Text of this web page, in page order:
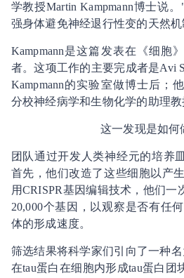
学教授Martin Kampmann博士说
强身体避免神经退行性变的天然
Kampmann是这篇发表在《细胞
者。这项工作的主要完成者是Avi
Kampmann的实验室做博士后；
分校神经病学和生物化学的助理教
这一发现是如何
团队通过开发人类神经元的培养
首先，他们改造了这些细胞以产
用CRISPR基因编辑技术，他们一
20,000个基因，以观察是否有任
体的形成速度。
筛选结果将科学家们引向了一种
在tau蛋白在细胞内形成tau蛋白团